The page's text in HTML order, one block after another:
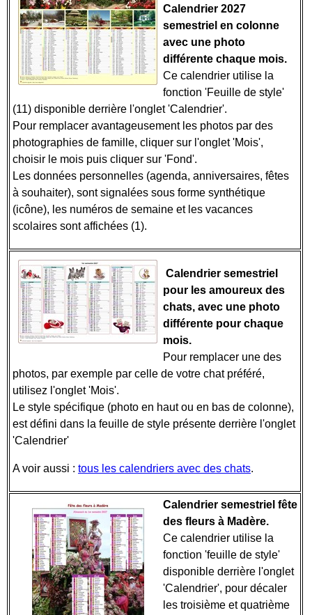
Calendrier 2027
semestriel en colonne
avec une photo
différente chaque mois.
Ce calendrier utilise la
fonction 'Feuille de style'
(11) disponible derrière l'onglet 'Calendrier'.
Pour remplacer avantageusement les photos par des
photographies de famille, cliquer sur l'onglet 'Mois',
choisir le mois puis cliquer sur 'Fond'.
Les données personnelles (agenda, anniversaires, fêtes
à souhaiter), sont signalées sous forme synthétique
(icône), les numéros de semaine et les vacances
scolaires sont affichées (1).
Calendrier semestriel
pour les amoureux des
chats, avec une photo
différente pour chaque
mois.
Pour remplacer une des
photos, par exemple par celle de votre chat préféré,
utilisez l'onglet 'Mois'.
Le style spécifique (photo en haut ou en bas de colonne),
est défini dans la feuille de style présente derrière l'onglet
'Calendrier'
A voir aussi : tous les calendriers avec des chats.
Calendrier semestriel fête
des fleurs à Madère.
Ce calendrier utilise la
fonction 'feuille de style'
disponible derrière l'onglet
'Calendrier', pour décaler
les troisième et quatrième